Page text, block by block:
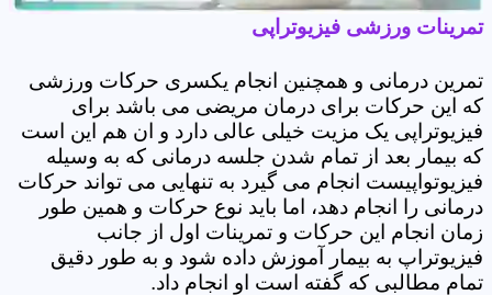
تمرینات ورزشی فیزیوتراپی
تمرین درمانی و همچنین انجام یکسری حرکات ورزشی
که این حرکات برای درمان مریضی می باشد برای
فیزیوتراپی یک مزیت خیلی عالی دارد و ان هم این است
که بیمار بعد از تمام شدن جلسه درمانی که به وسیله
فیزیوتواپیست انجام می گیرد به تنهایی می تواند حرکات
درمانی را انجام دهد، اما باید نوع حرکات و همین طور
زمان انجام این حرکات و تمرینات اول از جانب
فیزیوتراپ به بیمار آموزش داده شود و به طور دقیق
تمام مطالبی که گفته است او انجام داد.